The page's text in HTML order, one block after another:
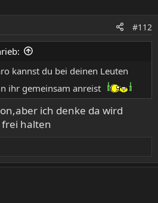
#112
kannst du bei deinen Leuten
ihr gemeinsam anreist
ich denke da wird
halten